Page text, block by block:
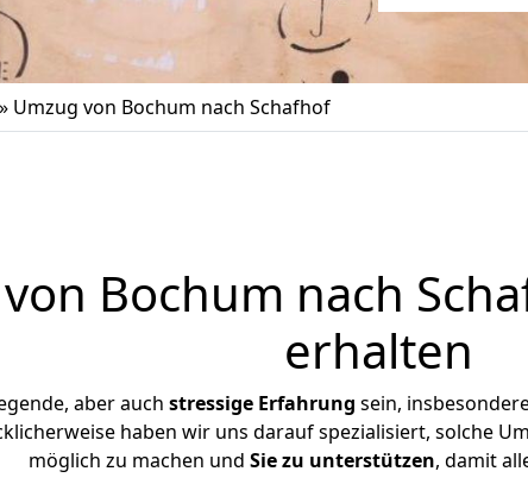
» Umzug von Bochum nach Schafhof
Bochum nach
erhalten
aber auch stressige Erfahrung sein,
haben wir uns darauf spezialisiert, solche
möglich zu machen und Sie zu unterstützen, damit